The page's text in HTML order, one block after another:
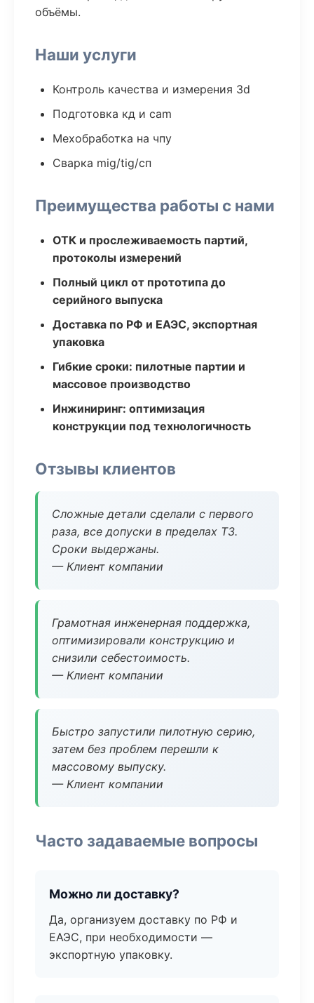
объёмы.
Наши услуги
Контроль качества и измерения 3d
Подготовка кд и cam
Мехобработка на чпу
Сварка mig/tig/сп
Преимущества работы с нами
ОТК и прослеживаемость партий,
протоколы измерений
Полный цикл от прототипа до
серийного выпуска
Доставка по РФ и ЕАЭС, экспортная
упаковка
Гибкие сроки: пилотные партии и
массовое производство
Инжиниринг: оптимизация
конструкции под технологичность
Отзывы клиентов
Сложные детали сделали с первого
раза, все допуски в пределах ТЗ.
Сроки выдержаны.
— Клиент компании
Грамотная инженерная поддержка,
оптимизировали конструкцию и
снизили себестоимость.
— Клиент компании
Быстро запустили пилотную серию,
затем без проблем перешли к
массовому выпуску.
— Клиент компании
Часто задаваемые вопросы
Можно ли доставку?
Да, организуем доставку по РФ и
ЕАЭС, при необходимости —
экспортную упаковку.